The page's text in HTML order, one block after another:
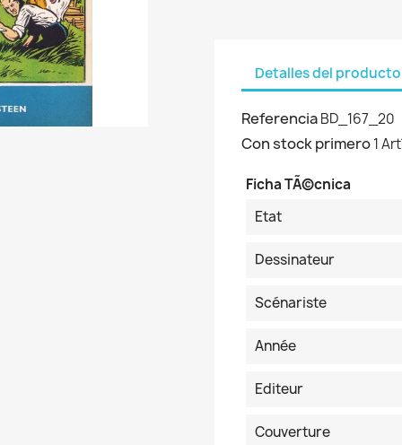
Detalles del producto
ReferenciaBD_167_20
Con stock primero1
Ficha TÃ©cnica
Etat
Dessinateur
Scénariste
Année
Editeur
Couverture